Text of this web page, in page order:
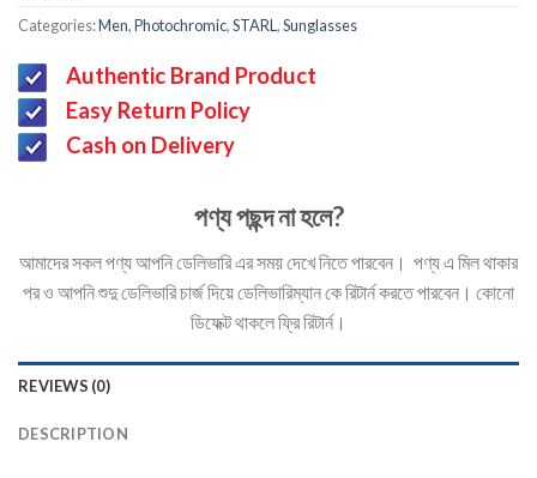
Categories:Men,Photochromic,STARL ,Sunglasses
Authentic Brand Product
Easy Return Policy
Cash on Delivery
পণ্য পছন্দ না হলে?
আমাদের সকল পণ্য আপনি ডেলিভারি এর সময় দেখে নিতে পারবেন। পণ্য এ মিল থাকার
পর ও আপনি শুদু ডেলিভারি চার্জ দিয়ে ডেলিভারিম্যান কে রিটার্ন করতে পারবেন। কোনো
ডিফেক্ট থাকলে ফ্রি রিটার্ন।
REVIEWS (0)
DESCRIPTION